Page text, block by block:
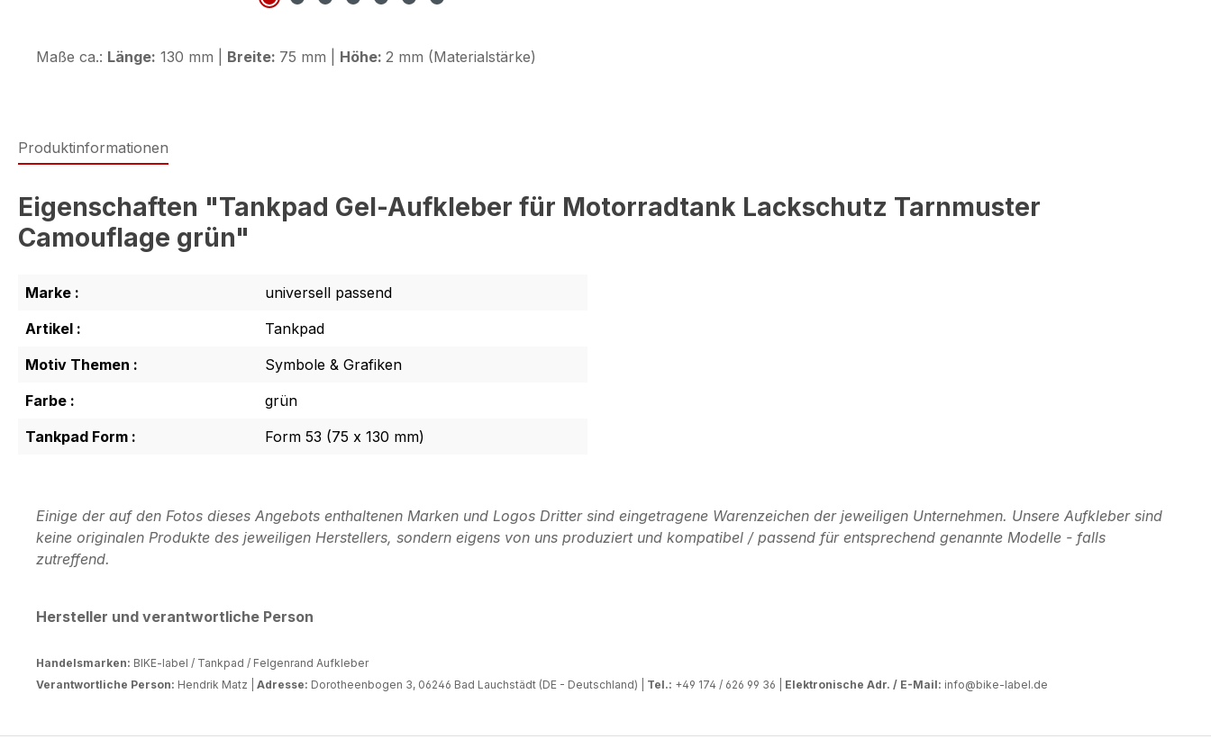
Maße ca.: Länge: 130 mm | Breite: 75 mm | Höhe: 2 mm (Materialstärke)
Produktinformationen
Eigenschaften "Tankpad Gel-Aufkleber für Motorradtank Lackschutz Tarnmuster
Camouflage grün"
Marke :
universell passend
Artikel :
Tankpad
Motiv Themen :
Symbole & Grafiken
Farbe :
grün
Tankpad Form :
Form 53 (75 x 130 mm)
Einige der auf den Fotos dieses Angebots enthaltenen Marken und Logos Dritter sind eingetragene Warenzeichen der jeweiligen Unternehmen. Unsere Aufkleber sind
keine originalen Produkte des jeweiligen Herstellers, sondern eigens von uns produziert und kompatibel / passend für entsprechend genannte Modelle - falls
zutreffend.
Hersteller und verantwortliche Person
Handelsmarken: BIKE-label / Tankpad / Felgenrand Aufkleber
Verantwortliche Person: Hendrik Matz | Adresse: Dorotheenbogen 3, 06246 Bad Lauchstädt (DE - Deutschland) | Tel.: +49 174 / 626 99 36 | Elektronische Adr. / E-Mail: info@bike-label.de